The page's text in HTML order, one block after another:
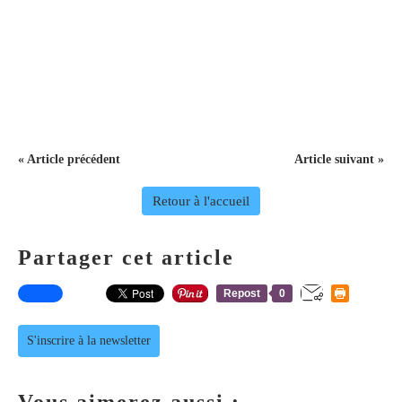
« Article précédent Article suivant »
Retour à l'accueil
Partager cet article
Repost 0
S'inscrire à la newsletter